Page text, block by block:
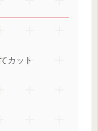
カット